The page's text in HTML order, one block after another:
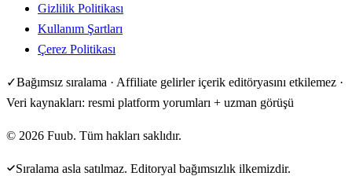
Gizlilik Politikası
Kullanım Şartları
Çerez Politikası
✓Bağımsız sıralama · Affiliate gelirler içerik editöryasını etkilemez ·
Veri kaynakları: resmi platform yorumları + uzman görüşü
© 2026 Fuub. Tüm hakları saklıdır.
Sıralama asla satılmaz. Editoryal bağımsızlık ilkemizdir.